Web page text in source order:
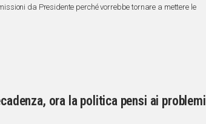
da Presidente perché vorrebbe tornare a mettere le
ora la politica pensi ai problemi